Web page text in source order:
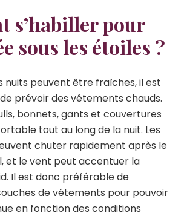
s’habiller pour
sous les étoiles ?
nuits peuvent être fraîches, il est
prévoir des vêtements chauds.
bonnets, gants et couvertures
tout au long de la nuit. Les
chuter rapidement après le
et le vent peut accentuer la
Il est donc préférable de
de vêtements pour pouvoir
en fonction des conditions